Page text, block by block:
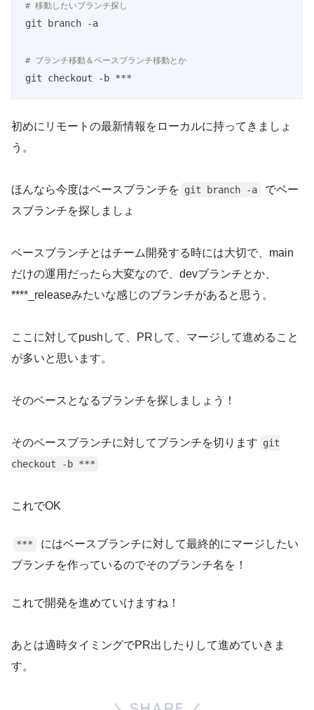
# 移動したいブランチ探し
git branch -a
# ブランチ移動＆ベースブランチ移動とか
git checkout -b ***
初めにリモートの最新情報をローカルに持ってきましょ
う。
ほんなら今度はベースブランチを git branch -a
でベー
スブランチを探しましょ
ベースブランチとはチーム開発する時には大切で、main
だけの運用だったら大変なので、devブランチとか、
****_releaseみたいな感じのブランチがあると思う。
ここに対してpushして、PRして、マージして進めること
が多いと思います。
そのベースとなるブランチを探しましょう！
そのベースブランチに対してブランチを切ります git
checkout -b ***
これでOK
***
にはベースブランチに対して最終的にマージしたい
ブランチを作っているのでそのブランチ名を！
これで開発を進めていけますね！
あとは適時タイミングでPR出したりして進めていきま
す。